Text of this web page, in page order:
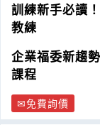
訓練新手必讀
教練
企業福委新趨
課程
免費詢價